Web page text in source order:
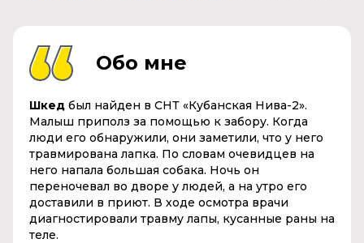
Обо мне
Шкед был найден в СНТ «Кубанская Нива-2».
Малыш приполз за помощью к забору. Когда
люди его обнаружили, они заметили, что у него
травмирована лапка. По словам очевидцев на
него напала большая собака. Ночь он
переночевал во дворе у людей, а на утро его
доставили в приют. В ходе осмотра врачи
диагностировали травму лапы, кусанные раны на
теле.